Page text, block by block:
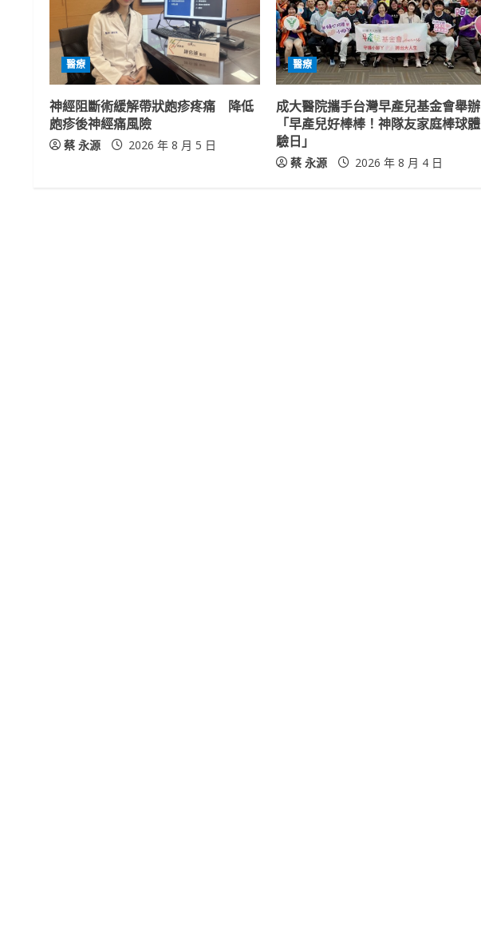
e
R
e
a
d
醫療
神經阻斷術緩解帶狀皰疹疼痛 降低
皰疹後神經痛風險
蔡 永源 2026 年 8 月 5 日
醫療
成大醫院攜手台灣早產兒基金會舉辦
「早產兒好棒棒！神隊友家庭棒球體
驗日」
蔡 永源 2026 年 8 月 4 日